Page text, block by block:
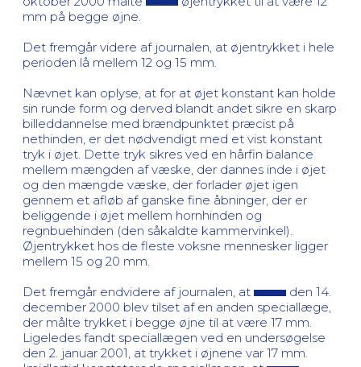
mm på begge øjne.
Det fremgår videre af journalen, at øjentrykket i hele
perioden lå mellem 12 og 15 mm.
Nævnet kan oplyse, at for at øjet konstant kan holde
sin runde form og derved blandt andet sikre en skarp
billeddannelse med brændpunktet præcist på
nethinden, er det nødvendigt med et vist konstant
tryk i øjet. Dette tryk sikres ved en hårfin balance
mellem mængden af væske, der dannes inde i øjet
og den mængde væske, der forlader øjet igen
gennem et afløb af ganske fine åbninger, der er
beliggende i øjet mellem hornhinden og
regnbuehinden (den såkaldte kammervinkel).
Øjentrykket hos de fleste voksne mennesker ligger
mellem 15 og 20 mm.
Det fremgår endvidere af journalen, at
den 14.
december 2000 blev tilset af en anden speciallæge,
der målte trykket i begge øjne til at være 17 mm.
Ligeledes fandt speciallægen ved en undersøgelse
den 2. januar 2001, at trykket i øjnene var 17 mm.